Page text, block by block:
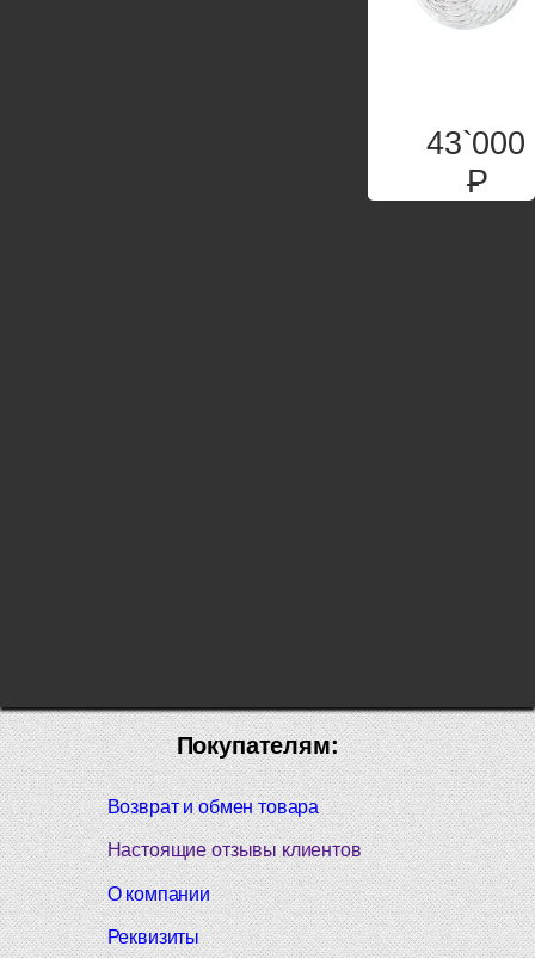
43`000
P
Покупателям:
Возврат и обмен товара
Настоящие отзывы клиентов
О компании
Реквизиты